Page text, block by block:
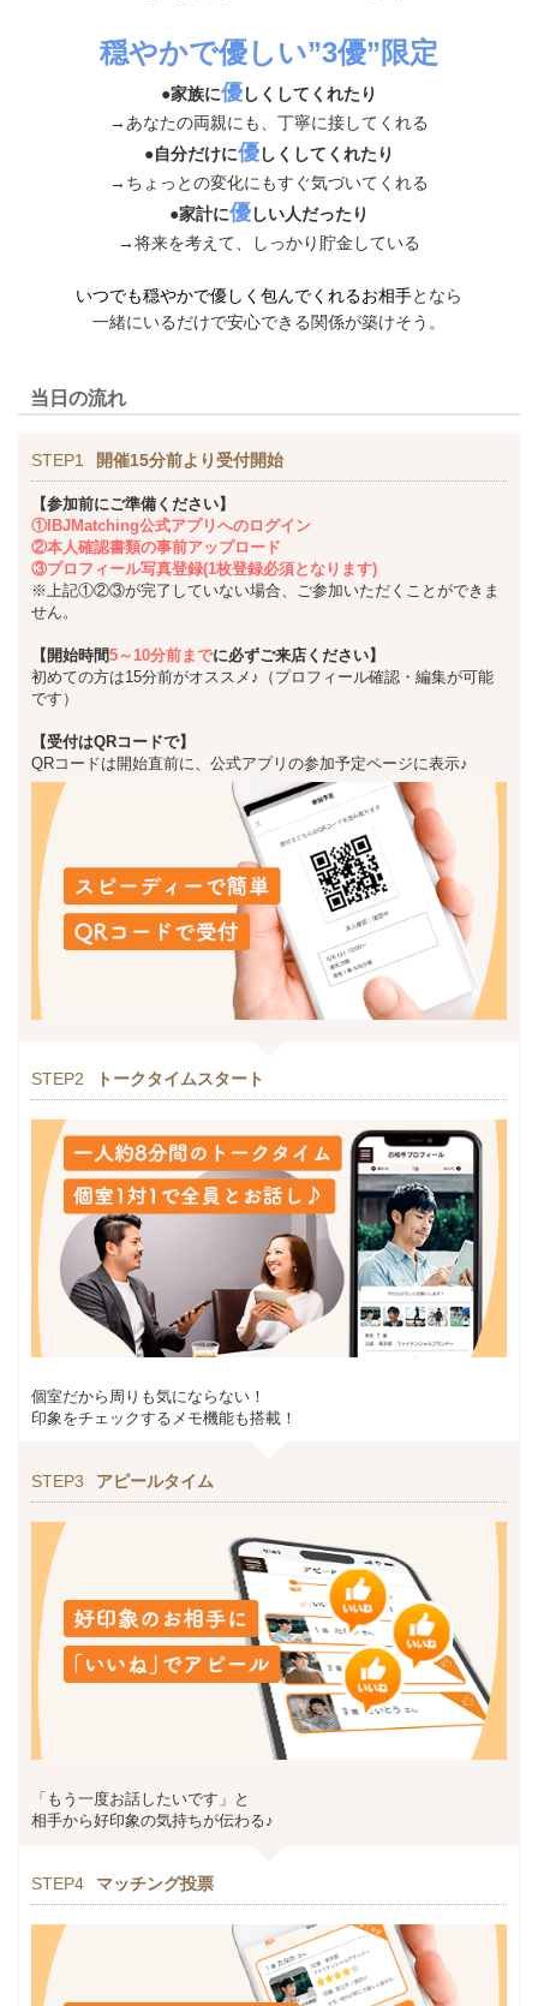
穏やかで優しい”3優”限定
●家族に優しくしてくれたり
→あなたの両親にも、丁寧に接してくれる
●自分だけに優しくしてくれたり
→ちょっとの変化にもすぐ気づいてくれる
●家計に優しい人だったり
→将来を考えて、しっかり貯金している
いつでも穏やかで優しく包んでくれるお相手となら
一緒にいるだけで安心できる関係が築けそう。
当日の流れ
STEP1 開催15分前より受付開始
【参加前にご準備ください】
①IBJMatching公式アプリへのログイン
②本人確認書類の事前アップロード
③プロフィール写真登録(1枚登録必須となります)
※上記①②③が完了していない場合、ご参加いただくことができま
せん。
【開始時間5～10分前までに必ずご来店ください】
初めての方は15分前がオススメ♪（プロフィール確認・編集が可能
です）
【受付はQRコードで】
QRコードは開始直前に、公式アプリの参加予定ページに表示♪
STEP2 トークタイムスタート
個室だから周りも気にならない！
印象をチェックするメモ機能も搭載！
STEP3 アピールタイム
「もう一度お話したいです」と
相手から好印象の気持ちが伝わる♪
STEP4 マッチング投票